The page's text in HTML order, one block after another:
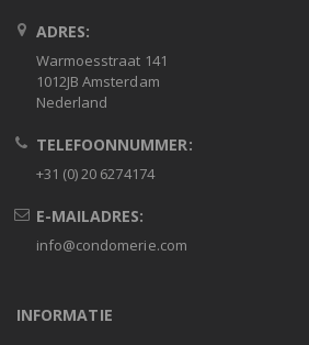
ADRES:
Warmoesstraat 141
1012JB Amsterdam
Nederland
TELEFOONNUMMER:
+31 (0) 20 6274174
E-MAILADRES:
info@condomerie.com
INFORMATIE